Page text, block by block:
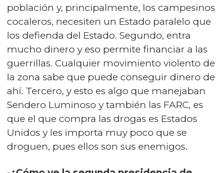
población y, principalmente, los campesinos
cocaleros, necesiten un Estado paralelo que
los defienda del Estado. Segundo, entra
mucho dinero y eso permite financiar a las
guerrillas. Cualquier movimiento violento de
la zona sabe que puede conseguir dinero de
ahí. Tercero, y esto es algo que manejaban
Sendero Luminoso y también las FARC, es
que el que compra las drogas es Estados
Unidos y les importa muy poco que se
droguen, pues ellos son sus enemigos.